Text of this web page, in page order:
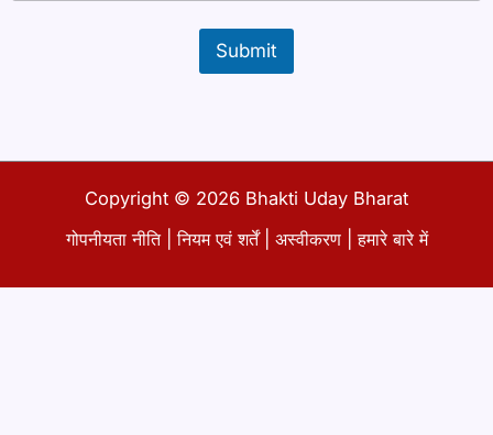
Submit
Copyright © 2026 Bhakti Uday Bharat
गोपनीयता नीति|नियम एवं शर्तें| अस्वीकरण |हमारे बारे में